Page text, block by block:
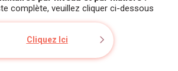
complète, veuillez cliquer ci-dessous
Cliquez Ici